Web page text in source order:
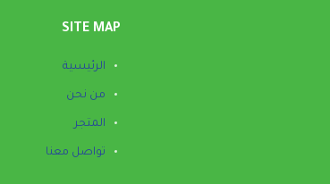
SITE MAP
الرئيسية
من نحن
المتجر
تواصل معنا